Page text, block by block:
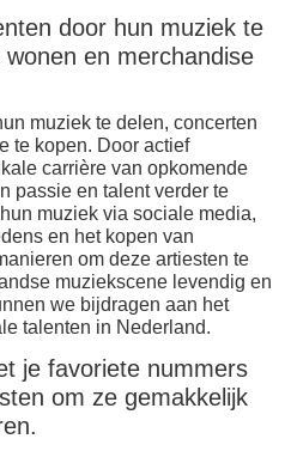
door hun muziek te
en merchandise
muziek te delen, concerten
te kopen. Door actief
carrière van opkomende
passie en talent verder te
muziek via sociale media,
en het kopen van
om deze artiesten te
muziekscene levendig en
we bijdragen aan het
talenten in Nederland.
je favoriete nummers
om ze gemakkelijk